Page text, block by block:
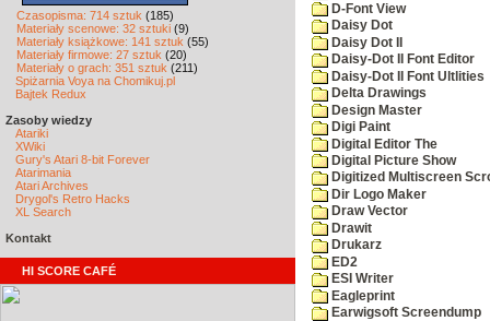
Czasopisma: 714 sztuk (185)
Materiały scenowe: 32 sztuki (9)
Materiały książkowe: 141 sztuk (55)
Materiały firmowe: 27 sztuk (20)
Materiały o grach: 351 sztuk (211)
Spiżarnia Voya na Chomikuj.pl
Bajtek Redux
Zasoby wiedzy
Atariki
XWiki
Gury's Atari 8-bit Forever
Atarimania
Atari Archives
Drygol's Retro Hacks
XL Search
Kontakt
HI SCORE CAFÉ
D-Font View
Daisy Dot
Daisy Dot II
Daisy-Dot II Font Editor
Daisy-Dot II Font Ultlities
Delta Drawings
Design Master
Digi Paint
Digital Editor The
Digital Picture Show
Digitized Multiscreen
Dir Logo Maker
Draw Vector
Drawit
Drukarz
ED2
ESI Writer
Eagleprint
Earwigsoft Screendump